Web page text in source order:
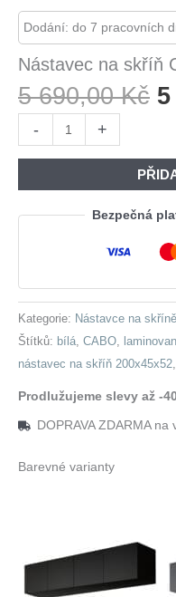
Dodání: do 7 pracovních
Nástavec na skříň
5 690,00Kč
5
-
Nástavec
na
CABO
200
+
Bezpečná
Kategorie: Nástavce na skříně
Štítků: bílá, CABO,
nástavec na skříň 200x45x52,
Prodlužujeme slevy až -
DOPRAVA ZDARMA
Barevné varianty